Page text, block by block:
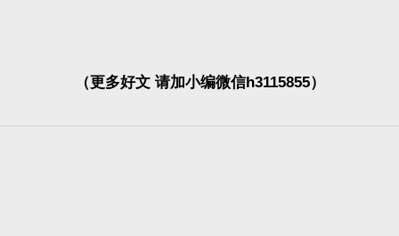
（更多好文 请加小编微信h3115855）